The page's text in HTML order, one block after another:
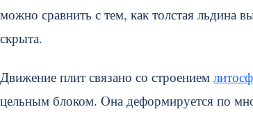
можно сравнить с тем, как толстая льдина
скрыта.
Движение плит связано со строением
цельным блоком. Она деформируется по